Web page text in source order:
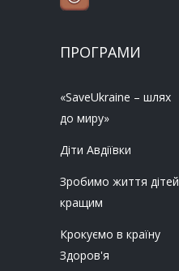
ПРОГРАМИ
«SaveUkraine – шлях
до миру»
Діти Авдіївки
Зробимо життя дітей
кращим
Крокуємо в країну
Здоров'я